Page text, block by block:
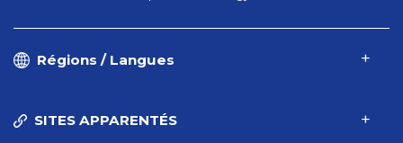
Régions / Langues
SITES APPARENTÉS